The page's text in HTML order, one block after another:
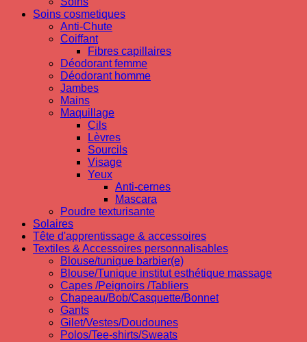
Soins cosmetiques
Anti-Chute
Coiffant
Fibres capillaires
Déodorant femme
Déodorant homme
Jambes
Mains
Maquillage
Cils
Lèvres
Sourcils
Visage
Yeux
Anti-cernes
Mascara
Poudre texturisante
Solaires
Tête d'apprentissage & accessoires
Textiles & Accessoires personnalisables
Blouse/tunique barbier(e)
Blouse/Tunique institut esthétique massage
Capes /Peignoirs /Tabliers
Chapeau/Bob/Casquette/Bonnet
Gants
Gilet/Vestes/Doudounes
Polos/Tee-shirts/Sweats